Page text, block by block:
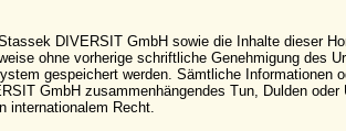
DIVERSIT GmbH sowie die Inhalte dieser
ohne vorherige schriftliche Genehmigung des
gespeichert werden. Sämtliche Informationen
GmbH zusammenhängendes Tun, Dulden
internationalem Recht.